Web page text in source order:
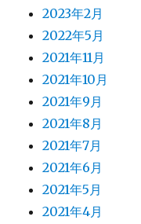
2023年2月
2022年5月
2021年11月
2021年10月
2021年9月
2021年8月
2021年7月
2021年6月
2021年5月
2021年4月